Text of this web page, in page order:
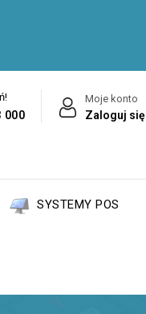
Moje konto
Zaloguj się
000
SYSTEMY POS